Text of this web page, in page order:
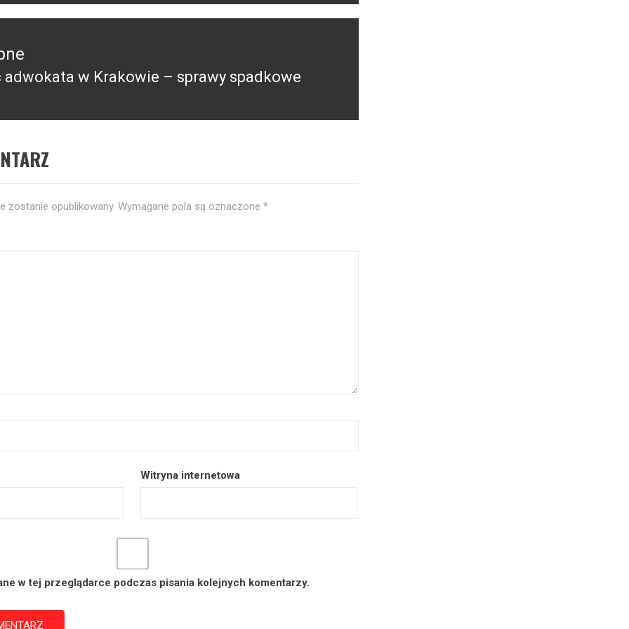
adwokata w Krakowie – sprawy spadkowe
zostanie opublikowany. Wymagane pola są oznaczone *
Witryna internetowa
w tej przeglądarce podczas pisania kolejnych komentarzy.